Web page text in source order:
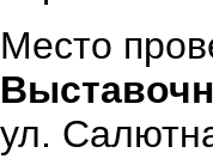
Место
ул.